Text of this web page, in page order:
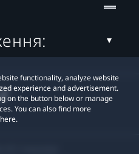
functionality, analyze website
experience and advertisement.
on the button below or manage
You can also find more
here.